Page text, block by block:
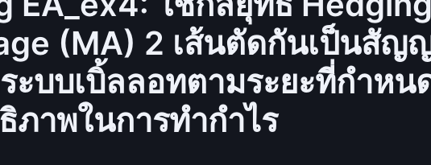
i
n
g
E
A
_
(MA) 2 เส้นตัดกันเป็นสัญ
ะบบเบิ้ลลอทตามระยะที่กำห
ภาพในการทำกำไร